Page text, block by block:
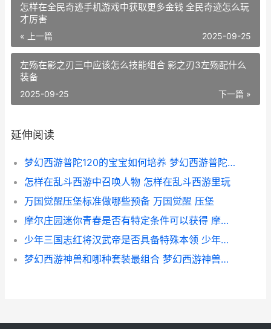
怎样在全民奇迹手机游戏中获取更多金钱 全民奇迹怎么玩
才厉害
« 上一篇 2025-09-25
左殇在影之刃三中应该怎么技能组合 影之刃3左殇配什么
装备
下一篇 »
2025-09-25
延伸阅读
梦幻西游普陀120的宝宝如何培养 梦幻西游普陀129厉害吗
怎样在乱斗西游中召唤人物 怎样在乱斗西游里玩
万国觉醒压堡标准做哪些预备 万国觉醒 压堡
摩尔庄园迷你青春是否有特定条件可以获得 摩尔庄园迷你青春摩托车
少年三国志红将汉武帝是否具备特殊本领 少年三国志武将品质排名最新
梦幻西游神兽和哪种套装最组合 梦幻西游神兽哪个实用2021